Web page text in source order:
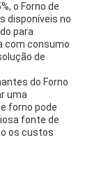
o Forno de
disponíveis no
para
com consumo
de
do Forno
uma
forno pode
fonte de
os custos